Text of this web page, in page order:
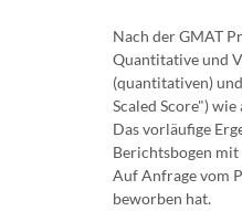
Nach der GMAT
Quantitative und
(quantitativen)
Scaled Score")
Das vorläufige
Berichtsbogen mit
Auf Anfrage vom
beworben hat.